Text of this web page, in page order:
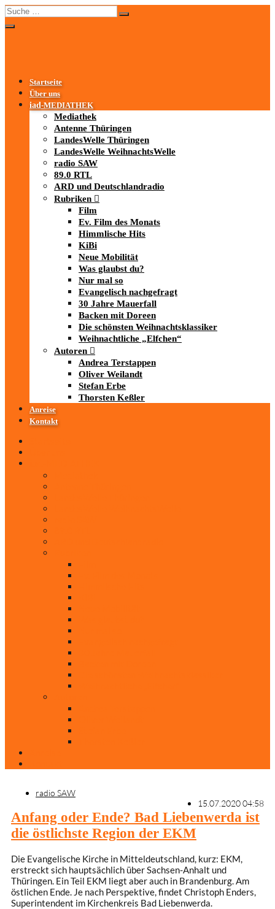
Startseite
Über uns
iad-MEDIATHEK
Mediathek
Antenne Thüringen
LandesWelle Thüringen
LandesWelle WeihnachtsWelle
radio SAW
89.0 RTL
ARD und Deutschlandradio
Rubriken
Film
Ev. Film des Monats
Himmlische Hits
KiBi
Neue Mobilität
Was glaubst du?
Nur mal so
Evangelisch nachgefragt
30 Jahre Mauerfall
Backen mit Doreen
Die schönsten Weihnachtsklassiker
Weihnachtliche „Elfchen“
Autoren
Andrea Terstappen
Oliver Weilandt
Stefan Erbe
Thorsten Keßler
Anreise
Kontakt
radio SAW
15.07.2020 04:58
Anfang oder Ende? Bad Liebenwerda ist
die östlichste Region der EKM
Die Evangelische Kirche in Mitteldeutschland, kurz: EKM,
erstreckt sich hauptsächlich über Sachsen-Anhalt und
Thüringen. Ein Teil EKM liegt aber auch in Brandenburg. Am
östlichen Ende. Je nach Perspektive, findet Christoph Enders,
Superintendent im Kirchenkreis Bad Liebenwerda.